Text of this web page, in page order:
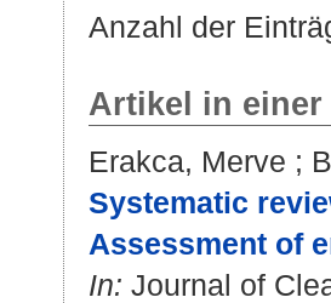
Anzahl der
Artikel in
Erakca, Merve ;
Systematic
Assessment of
In: Journal of